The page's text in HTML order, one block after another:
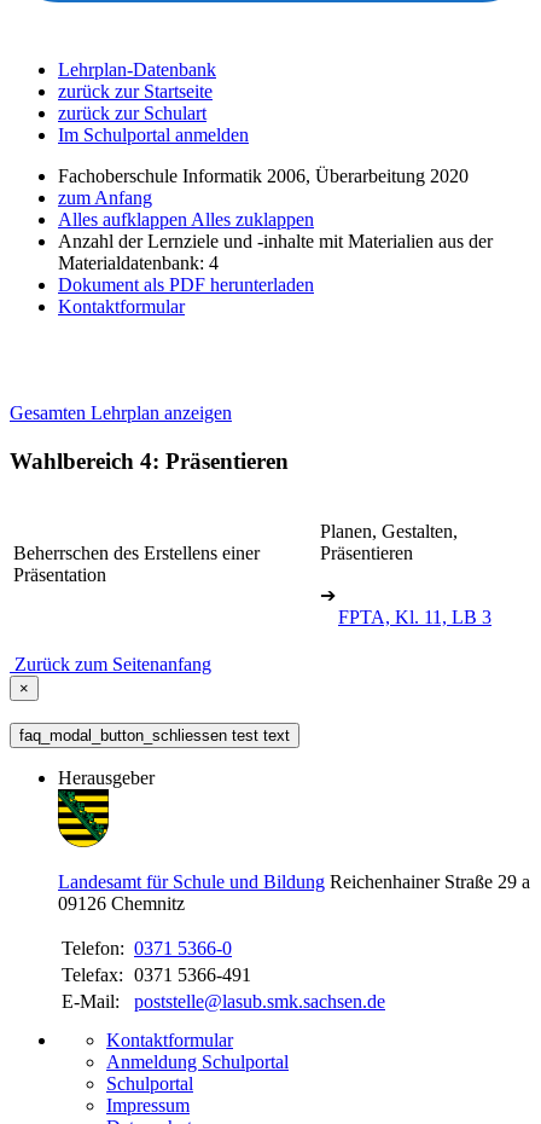
Lehrplan-Datenbank
zurück zur Startseite
zurück zur Schulart
Im Schulportal anmelden
Fachoberschule Informatik 2006, Überarbeitung 2020
zum Anfang
Alles aufklappen Alles zuklappen
Anzahl der Lernziele und -inhalte mit Materialien aus der
Materialdatenbank: 4
Dokument als PDF herunterladen
Kontaktformular
Gesamten Lehrplan anzeigen
Wahlbereich 4: Präsentieren
Beherrschen des Erstellens einer
Präsentation
Planen, Gestalten,
Präsentieren
➔
FPTA, Kl. 11, LB 3
Zurück zum Seitenanfang
×
faq_modal_button_schliessen test text
Herausgeber
Landesamt für Schule und Bildung Reichenhainer Straße 29 a
09126 Chemnitz
Telefon: 0371 5366-0
Telefax: 0371 5366-491
E-Mail:
poststelle@lasub.smk.sachsen.de
Kontaktformular
Anmeldung Schulportal
Schulportal
Impressum